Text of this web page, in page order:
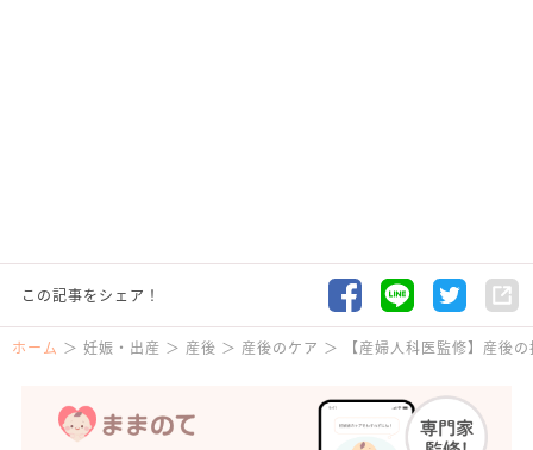
この記事をシェア！
ホーム 妊娠・出産 産後 産後のケア 【産婦人科医監修】産後